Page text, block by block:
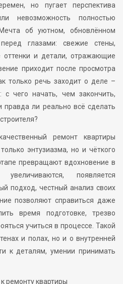
но пугает перспектива
невозможность полностью
об уютном, обновлённом
глазами: свежие стены,
оттенки и детали, отражающие
приходит после просмотра
только речь заходит о деле –
с чего начать, чем закончить,
правда ли реально всё сделать
ремонт квартиры
энтузиазма, но и чёткого
превращают вдохновение в
увеличиваются, появляется
подход, честный анализ своих
позволяют справиться даже
время подготовке, трезво
учиться в процессе. Такой
и полах, но и о внутренней
к деталям, умении принимать
ремонту квартиры